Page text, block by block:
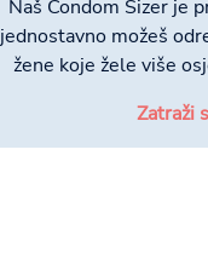
Naš Condom Sizer je
jednostavno možeš
žene koje žele više
Zatraži